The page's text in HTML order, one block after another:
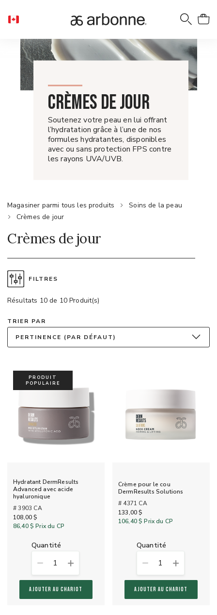
CRÈMES DE JOUR
Soutenez votre peau en lui offrant
l’hydratation grâce à l’une de nos
formules hydratantes, disponibles
avec ou sans protection FPS contre
les rayons UVA/UVB.
Magasiner parmi tous les produits
Soins de la peau
Crèmes de jour
Crèmes de jour
FILTRES
Résultats 10 de 10 Produit(s)
TRIER PAR
PERTINENCE (PAR DÉFAUT)
PRODUIT
POPULAIRE
Hydratant DermResults
Advanced avec acide
hyaluronique
# 3903 CA
108,00 $
86,40 $ Prix du CP
quantité
1
AJOUTER AU CHARIOT
Crème pour le cou
DermResults Solutions
# 4371 CA
133,00 $
106,40 $ Prix du CP
quantité
1
AJOUTER AU CHARIOT